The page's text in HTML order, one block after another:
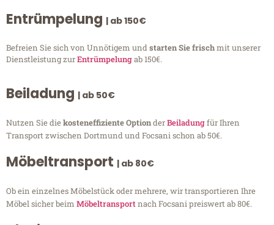
Entrümpelung | ab 150€
Befreien Sie sich von Unnötigem undstarten Sie frischmit unserer
Dienstleistung zurEntrümpelungab 150€.
Beiladung | ab 50€
Nutzen Sie diekosteneffiziente OptionderBeiladungfür Ihren
Transport zwischen Dortmund und Focsani schon ab 50€.
Möbeltransport | ab 80€
Ob ein einzelnes Möbelstück oder mehrere, wir transportieren Ihre
Möbel sicher beim Möbeltransportnach Focsani preiswert ab 80€.